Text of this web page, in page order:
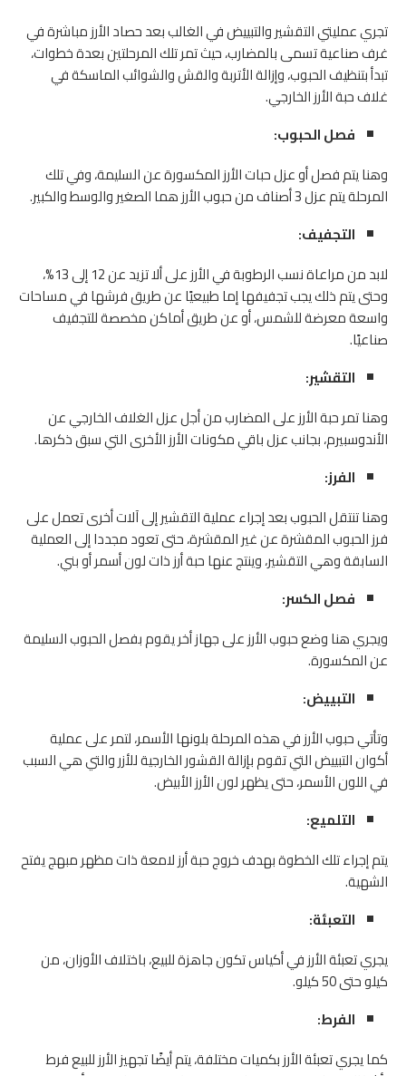
تجري عمليتي التقشير والتبييض في الغالب بعد حصاد الأرز مباشرة في
غرف صناعية تسمى بالمضارب، حيث تمر تلك المرحلتين بعدة خطوات،
تبدأ بتنظيف الحبوب، وإزالة الأتربة والقش والشوائب الماسكة في
غلاف حبة الأرز الخارجي.
فصل الحبوب:
وهنا يتم فصل أو عزل حبات الأرز المكسورة عن السليمة، وفي تلك
المرحلة يتم عزل 3 أصناف من حبوب الأرز هما الصغير والوسط والكبير.
التجفيف:
لابد من مراعاة نسب الرطوبة في الأرز على ألا تزيد عن 12 إلى 13%،
وحتى يتم ذلك يجب تجفيفها إما طبيعيًا عن طريق فرشها في مساحات
واسعة معرضة للشمس، أو عن طريق أماكن مخصصة للتجفيف
صناعيًا.
التقشير:
وهنا تمر حبة الأرز على المضارب من أجل عزل الغلاف الخارجي عن
الأندوسبيرم، بجانب عزل باقي مكونات الأرز الأخرى التي سبق ذكرها.
الفرز:
وهنا تنتقل الحبوب بعد إجراء عملية التقشير إلى آلات أخرى تعمل على
فرز الحبوب المقشرة عن غير المقشرة، حتى تعود مجددا إلى العملية
السابقة وهي التقشير، وينتج عنها حبة أرز ذات لون أسمر أو بني.
فصل الكسر:
ويجري هنا وضع حبوب الأرز على جهاز أخر يقوم بفصل الحبوب السليمة
عن المكسورة.
التبييض:
وتأتي حبوب الأرز في هذه المرحلة بلونها الأسمر، لتمر على عملية
أكوان التبييض التي تقوم بإزالة القشور الخارجية للأزر والتي هي السبب
في اللون الأسمر، حتى يظهر لون الأرز الأبيض.
التلميع:
يتم إجراء تلك الخطوة بهدف خروج حبة أرز لامعة ذات مظهر مبهج يفتح
الشهية.
التعبئة:
يجري تعبئة الأرز في أكياس تكون جاهزة للبيع، باختلاف الأوزان، من
كيلو حتى 50 كيلو.
الفرط:
كما يجري تعبئة الأرز بكميات مختلفة، يتم أيضًا تجهيز الأرز للبيع فرط